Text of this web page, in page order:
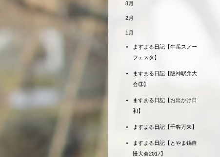
3月
2月
1月
ますまる日記【牛岳スノー
フェスタ】
ますまる日記【阪神駅弁大
会③】
ますまる日記【お出かけ日
和】
ますまる日記【千客万来】
ますまる日記【とやま鍋自
慢大会2017】